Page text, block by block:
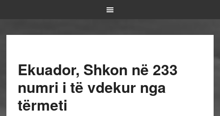
Ekuador, Shkon në 233
numri i të vdekur nga
tërmeti